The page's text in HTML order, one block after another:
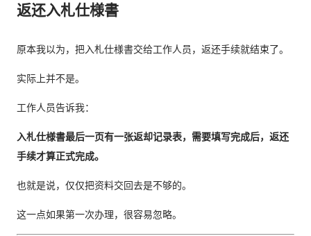
返还入札仕様書
原本我以为，把入札仕様書交给工作人员，返还手续就结束了。
实际上并不是。
工作人员告诉我：
入札仕様書最后一页有一张返却记录表，需要填写完成后，返还
手续才算正式完成。
也就是说，仅仅把资料交回去是不够的。
这一点如果第一次办理，很容易忽略。